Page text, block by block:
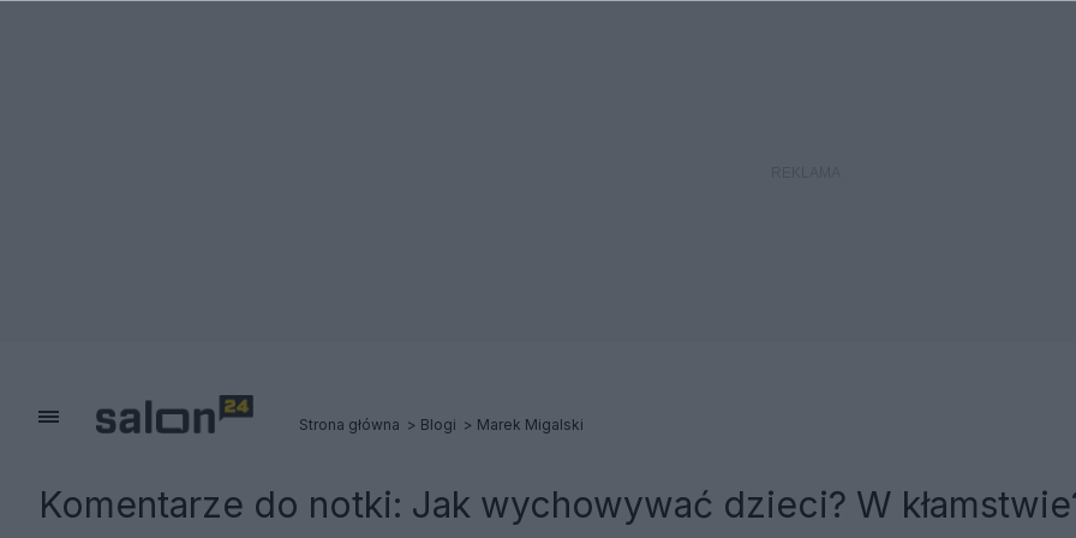
Strona główna Blogi Marek Migalski
Komentarze do notki: Jak wychowywać dzieci? W